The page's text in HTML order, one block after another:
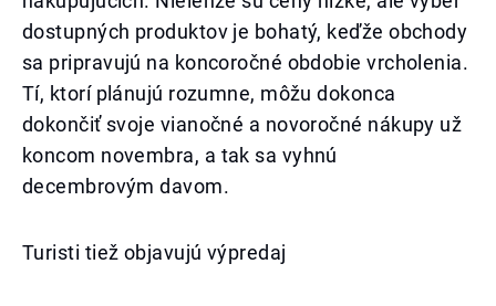
dostupných produktov je bohatý, keďže obchody
sa pripravujú na koncoročné obdobie vrcholenia.
Tí, ktorí plánujú rozumne, môžu dokonca
dokončiť svoje vianočné a novoročné nákupy už
koncom novembra, a tak sa vyhnú
decembrovým davom.
Turisti tiež objavujú výpredaj